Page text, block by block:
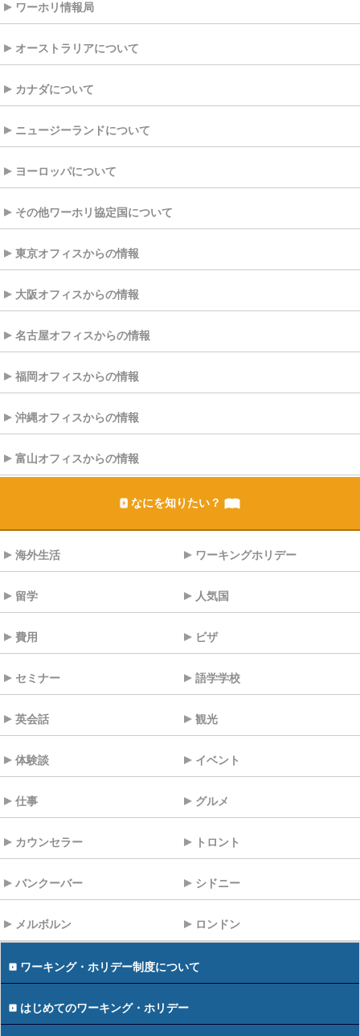
ワーホリ情報局
オーストラリアについて
カナダについて
ニュージーランドについて
ヨーロッパについて
その他ワーホリ協定国について
東京オフィスからの情報
大阪オフィスからの情報
名古屋オフィスからの情報
福岡オフィスからの情報
沖縄オフィスからの情報
富山オフィスからの情報
なにを知りたい？
海外生活 ワーキングホリデー
留学 人気国
費用 ビザ
セミナー 語学学校
英会話 観光
体験談 イベント
仕事 グルメ
カウンセラー トロント
バンクーバー シドニー
メルボルン ロンドン
ワーキング・ホリデー制度について
はじめてのワーキング・ホリデー